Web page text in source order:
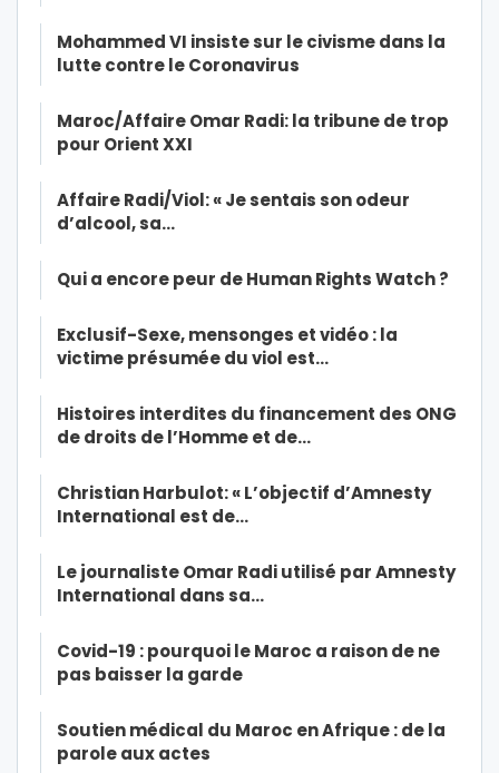
Mohammed VI insiste sur le civisme dans la
lutte contre le Coronavirus
Maroc/Affaire Omar Radi: la tribune de trop
pour Orient XXI
Affaire Radi/Viol: « Je sentais son odeur
d’alcool, sa…
Qui a encore peur de Human Rights Watch ?
Exclusif-Sexe, mensonges et vidéo : la
victime présumée du viol est…
Histoires interdites du financement des ONG
de droits de l’Homme et de…
Christian Harbulot: « L’objectif d’Amnesty
International est de…
Le journaliste Omar Radi utilisé par Amnesty
International dans sa…
Covid-19 : pourquoi le Maroc a raison de ne
pas baisser la garde
Soutien médical du Maroc en Afrique : de la
parole aux actes